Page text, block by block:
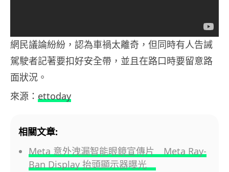
網民議論紛紛，認為車禍太離奇，但同時有人告誡
駕駛者記著要扣好安全帶，並且在路口時要留意路
面狀況。
來源： ettoday
相關文章:
Meta 意外洩漏智能眼鏡宣傳片 Meta Ray-
Ban Display 抬頭顯示器曝光